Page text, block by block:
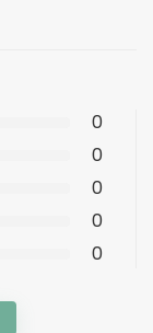
0
0
0
0
0